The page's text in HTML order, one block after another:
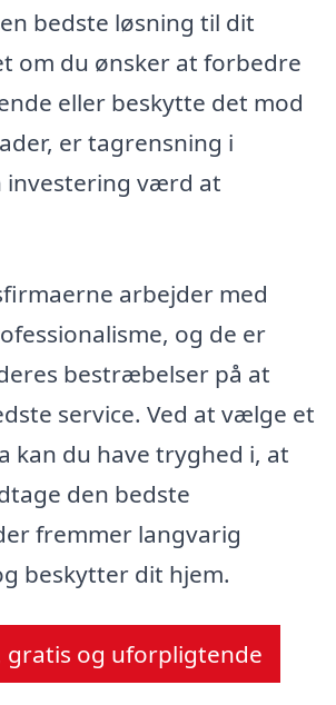
bedste løsning til dit
om du ønsker at forbedre
eller beskytte det mod
er tagrensning i
investering værd at
arbejder med
og de er
bestræbelser på at
service. Ved at vælge et
kan du have tryghed i, at
den bedste
fremmer langvarig
beskytter dit hjem.
gratis og uforpligtende